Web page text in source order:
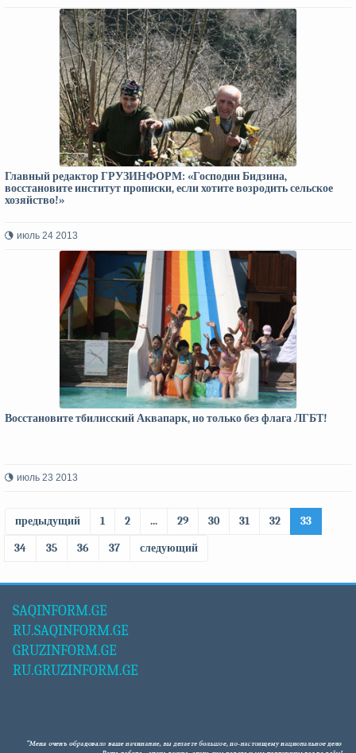
Главный редактор ГРУЗИНФОРМ: «Господин Бидзина,
восстановите институт прописки, если хотите возродить сельское
хозяйство!»
июль 24 2013
Восстановите тбилисский Аквапарк, но только без флага ЛГБТ!
июль 23 2013
предыдущий 1 2 ... 29 30 31 32
33
34
35 36 37 следующий
SAQINFORM.GE
RU.SAQINFORM.GE
GRUZINFORM.GE
RU.GRUZINFORM.GE